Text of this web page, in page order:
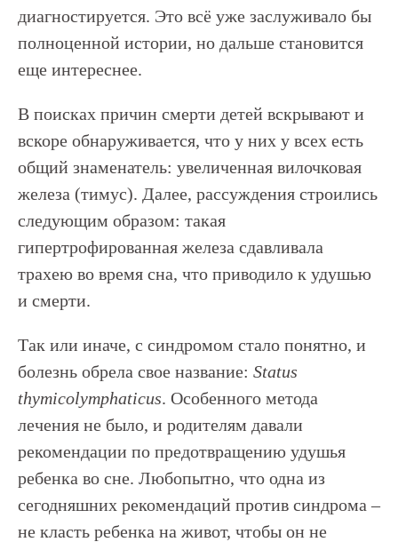
диагностируется. Это всё уже заслуживало бы
полноценной истории, но дальше становится
еще интереснее.
В поисках причин смерти детей вскрывают и
вскоре обнаруживается, что у них у всех есть
общий знаменатель: увеличенная вилочковая
железа (тимус). Далее, рассуждения строились
следующим образом: такая
гипертрофированная железа сдавливала
трахею во время сна, что приводило к удушью
и смерти.
Так или иначе, с синдромом стало понятно, и
болезнь обрела свое название: Status
thymicolymphaticus. Особенного метода
лечения не было, и родителям давали
рекомендации по предотвращению удушья
ребенка во сне. Любопытно, что одна из
сегодняшних рекомендаций против синдрома –
не класть ребенка на живот, чтобы он не